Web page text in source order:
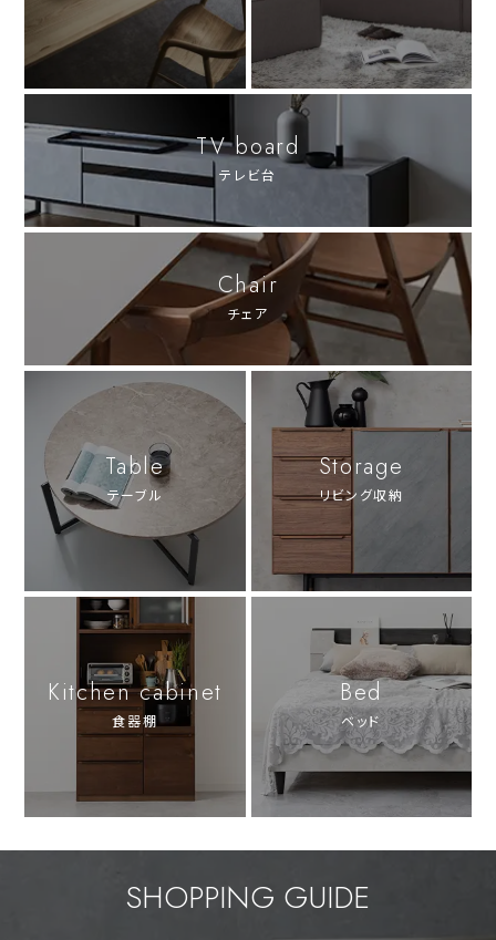
TV board
テレビ台
Chair
チェア
Table
テーブル
Storage
リビング収納
Kitchen cabinet
食器棚
Bed
ベッド
SHOPPING GUIDE